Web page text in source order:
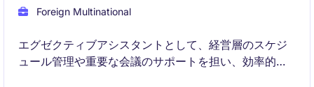
Foreign Multinational
エグゼクティブアシスタントとして、経営層のスケジ
ュール管理や重要な会議のサポートを担い、効率的な